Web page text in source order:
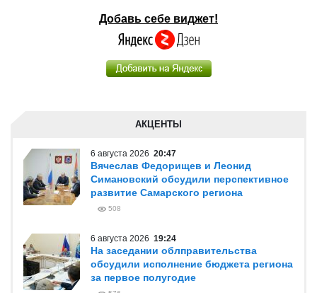
Добавь себе виджет!
АКЦЕНТЫ
6 августа 2026 20:47
Вячеслав Федорищев и Леонид
Симановский обсудили перспективное
развитие Самарского региона
508
6 августа 2026 19:24
На заседании облправительства
обсудили исполнение бюджета региона
за первое полугодие